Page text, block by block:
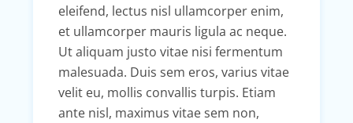
eleifend, lectus nisl ullamcorper enim,
et ullamcorper mauris ligula ac neque.
Ut aliquam justo vitae nisi fermentum
malesuada. Duis sem eros, varius vitae
velit eu, mollis convallis turpis. Etiam
ante nisl, maximus vitae sem non,